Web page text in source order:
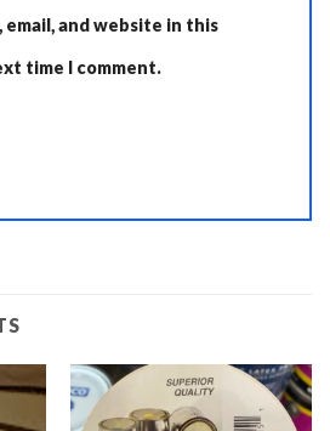
email, and website in this
time I comment.